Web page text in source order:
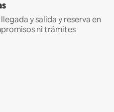
y salida y reserva en
ni trámites